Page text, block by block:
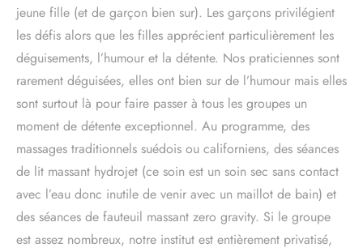
jeune fille (et de garçon bien sur). Les garçons privilégient
les défis alors que les filles apprécient particulièrement les
déguisements, l’humour et la détente. Nos praticiennes sont
rarement déguisées, elles ont bien sur de l’humour mais elles
sont surtout là pour faire passer à tous les groupes un
moment de détente exceptionnel. Au programme, des
massages traditionnels suédois ou californiens, des séances
de lit massant hydrojet (ce soin est un soin sec sans contact
avec l’eau donc inutile de venir avec un maillot de bain) et
des séances de fauteuil massant zero gravity. Si le groupe
est assez nombreux, notre institut est entièrement privatisé,